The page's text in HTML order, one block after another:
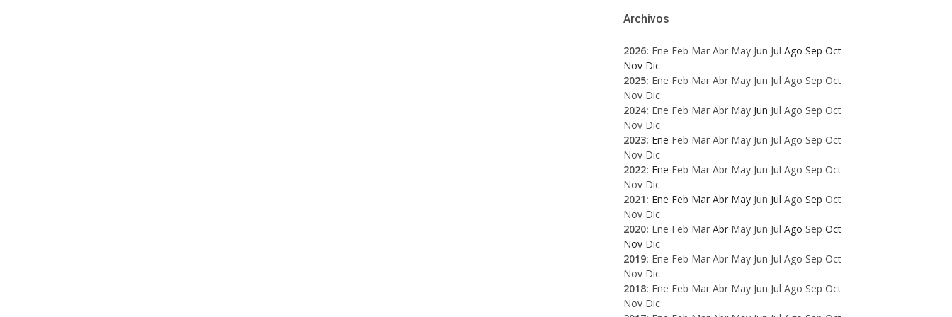
Archivos
2026: Ene Feb Mar Abr May Jun Jul Ago Sep Oct
Nov Dic
2025: Ene Feb Mar Abr May Jun Jul Ago Sep Oct
Nov Dic
2024: Ene Feb Mar Abr May Jun Jul Ago Sep Oct
Nov Dic
2023: Ene Feb Mar Abr May Jun Jul Ago Sep Oct
Nov Dic
2022: Ene Feb Mar Abr May Jun Jul Ago Sep Oct
Nov Dic
2021: Ene Feb Mar Abr May Jun Jul Ago Sep Oct
Nov Dic
2020: Ene Feb Mar Abr May Jun Jul Ago Sep Oct
Nov Dic
2019: Ene Feb Mar Abr May Jun Jul Ago Sep Oct
Nov Dic
2018: Ene Feb Mar Abr May Jun Jul Ago Sep Oct
Nov Dic